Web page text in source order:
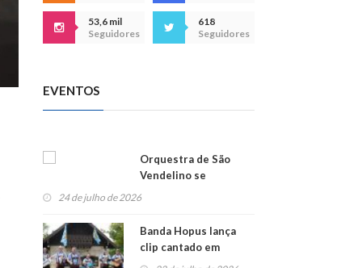
53,6 mil
Seguidores
618
Seguidores
EVENTOS
Orquestra de São
Vendelino se
apresenta na
24 de julho de 2026
Banda Hopus lança
clip cantado em
alemão e inglês